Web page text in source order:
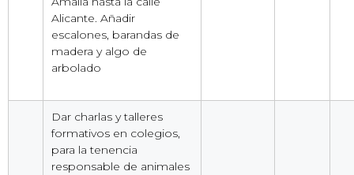
Alicante. Añadir
escalones, barandas de
madera y algo de
arbolado
Dar charlas y talleres
formativos en colegios,
para la tenencia
responsable de animales